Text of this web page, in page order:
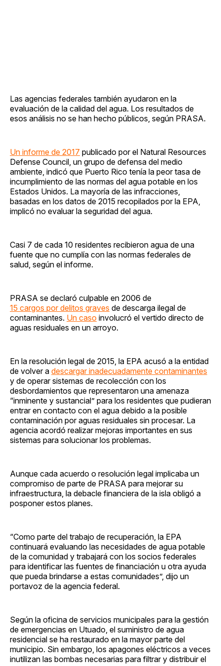
Las agencias federales también ayudaron en la
evaluación de la calidad del agua. Los resultados de
esos análisis no se han hecho públicos, según PRASA.
Un informe de 2017 publicado por el Natural Resources
Defense Council, un grupo de defensa del medio
ambiente, indicó que Puerto Rico tenía la peor tasa de
incumplimiento de las normas del agua potable en los
Estados Unidos. La mayoría de las infracciones,
basadas en los datos de 2015 recopilados por la EPA,
implicó no evaluar la seguridad del agua.
Casi 7 de cada 10 residentes recibieron agua de una
fuente que no cumplía con las normas federales de
salud, según el informe.
PRASA se declaró culpable en 2006 de
15 cargos por delitos graves de descarga ilegal de
contaminantes. Un caso involucró el vertido directo de
aguas residuales en un arroyo.
En la resolución legal de 2015, la EPA acusó a la entidad
de volver a descargar inadecuadamente contaminantes
y de operar sistemas de recolección con los
desbordamientos que representaron una amenaza
“inminente y sustancial” para los residentes que pudieran
entrar en contacto con el agua debido a la posible
contaminación por aguas residuales sin procesar. La
agencia acordó realizar mejoras importantes en sus
sistemas para solucionar los problemas.
Aunque cada acuerdo o resolución legal implicaba un
compromiso de parte de PRASA para mejorar su
infraestructura, la debacle financiera de la isla obligó a
posponer estos planes.
“Como parte del trabajo de recuperación, la EPA
continuará evaluando las necesidades de agua potable
de la comunidad y trabajará con los socios federales
para identificar las fuentes de financiación u otra ayuda
que pueda brindarse a estas comunidades”, dijo un
portavoz de la agencia federal.
Según la oficina de servicios municipales para la gestión
de emergencias en Utuado, el suministro de agua
residencial se ha restaurado en la mayor parte del
municipio. Sin embargo, los apagones eléctricos a veces
inutilizan las bombas necesarias para filtrar y distribuir el